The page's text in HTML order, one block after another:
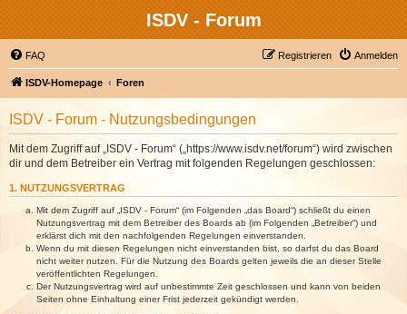
ISDV - Forum
FAQ Anmelden
Registrieren
ISDV-Homepage Foren
ISDV - Forum - Nutzungsbedingungen
Mit dem Zugriff auf „ISDV - Forum“ („https://www.isdv.net/forum“) wird zwischen
dir und dem Betreiber ein Vertrag mit folgenden Regelungen geschlossen:
1. NUTZUNGSVERTRAG
Mit dem Zugriff auf „ISDV - Forum“ (im Folgenden „das Board“) schließt du einen
Nutzungsvertrag mit dem Betreiber des Boards ab (im Folgenden „Betreiber“) und
erklärst dich mit den nachfolgenden Regelungen einverstanden.
Wenn du mit diesen Regelungen nicht einverstanden bist, so darfst du das Board
nicht weiter nutzen. Für die Nutzung des Boards gelten jeweils die an dieser Stelle
veröffentlichten Regelungen.
Der Nutzungsvertrag wird auf unbestimmte Zeit geschlossen und kann von beiden
Seiten ohne Einhaltung einer Frist jederzeit gekündigt werden.